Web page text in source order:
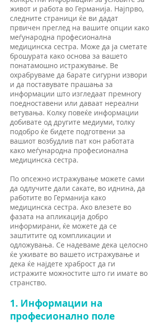
живот и работа во Германија. Најпрво,
следните страници ќе ви дадат
првичен преглед на вашите опции како
меѓународна професионална
медицинска сестра. Може да ја сметате
брошурата како основа за вашето
понатамошно истражување. Ве
охрабруваме да барате сигурни извори
и да поставувате прашања за
информации што изгледаат премногу
поедноставени или даваат нереални
ветувања. Колку повеќе информации
добивате од другите медиуми, толку
подобро ќе бидете подготвени за
вашиот возбудлив пат кон работата
како меѓународна професионална
медицинска сестра.
По опсежно истражување можете сами
да одлучите дали сакате, во иднина, да
работите во Германија како
медицинска сестра. Ако влезете во
фазата на апликација добро
информирани, ќе можете да се
заштитите од компликации и
одложувања. Се надеваме дека целосно
ќе уживате во вашето истражување и
дека ќе најдете храброст да ги
истражите можностите што ги имате во
странство.
1. Информации на
професионално поле